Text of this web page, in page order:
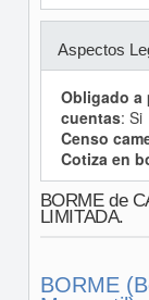
Aspectos
Obligado a
cuentas: Si
Censo
Cotiza en
BORME de
LIMITADA.
BORME